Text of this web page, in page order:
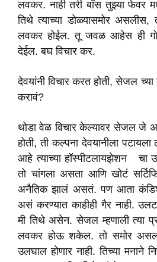
लवकर. नाही तरी बॉस तुझ्या फेवर
तिथे त्याच्या डोळ्यासमोर असलीस,
लवकर होईल. तू जवळ आहेस ही
देईल. बघ विचार कर.
देवयांनी विचार करत होती, सेजल
करावं?
थोडा वेळ विचार केल्यावर सेजल जे
होती, ती कल्पना देवयानीला
आहे त्याच्या हॉस्पीटलायझेशन चा
तो चांगला असता आणि खोटं
अनैतिक झालं असतं. पण आता
असं करण्यात काहीही गैर नाही.
मी तिथे असेन. सेजल म्हणाली त्या
लवकर होऊ शकेल. तो समोर
उलघाल होणार नाही. तिच्या मनाने